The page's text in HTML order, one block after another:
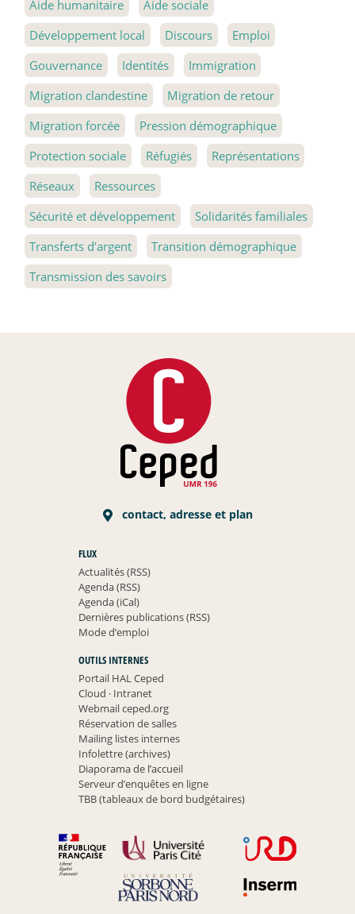
Aide humanitaire
Aide sociale
Développement local
Discours
Emploi
Gouvernance
Identités
Immigration
Migration clandestine
Migration de retour
Migration forcée
Pression démographique
Protection sociale
Réfugiés
Représentations
Réseaux
Ressources
Sécurité et développement
Solidarités familiales
Transferts d’argent
Transition démographique
Transmission des savoirs
contact, adresse et plan
FLUX
Actualités (RSS)
Agenda (RSS)
Agenda (iCal)
Dernières publications (RSS)
Mode d’emploi
OUTILS INTERNES
Portail HAL Ceped
Cloud ·Intranet
Webmail ceped.org
Réservation de salles
Mailing listes internes
Infolettre (archives)
Diaporama de l’accueil
Serveur d’enquêtes en ligne
TBB (tableaux de bord budgétaires)